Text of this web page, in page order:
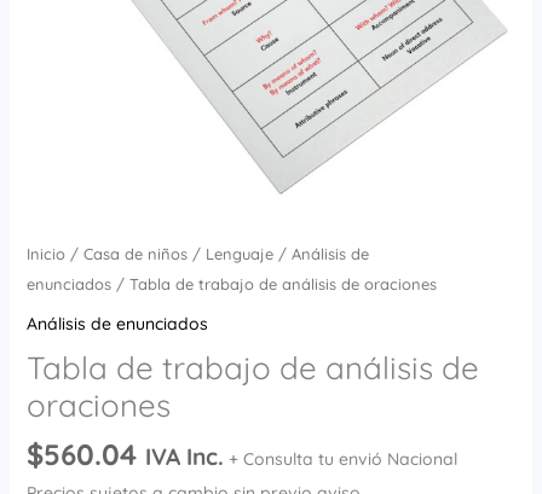
Inicio/ Casa de niños/ Lenguaje/ Análisis de
enunciados/ Tabla de trabajo de análisis de oraciones
Análisis de enunciados
Tabla de trabajo de análisis de
oraciones
$560.04 IVA Inc. + Consulta tu envió Nacional